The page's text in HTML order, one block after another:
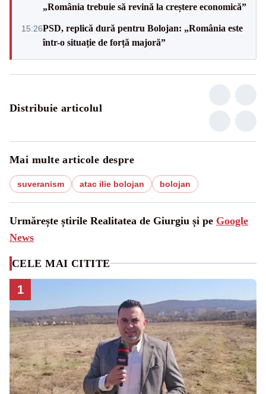
„România trebuie să revină la creștere economică”
15:26PSD, replică dură pentru Bolojan: „România este
într-o situație de forță majoră”
Distribuie articolul
Mai multe articole despre
suveranism atac ilie bolojan bolojan
Urmărește știrile Realitatea de Giurgiu și pe Google
News
CELE MAI CITITE
1